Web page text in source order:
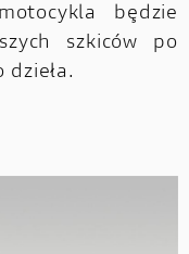
będzie
szkiców po